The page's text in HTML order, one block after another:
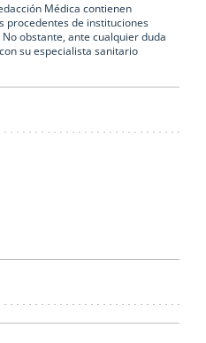
Médica contienen
procedentes de instituciones
obstante, ante cualquier duda
su especialista sanitario